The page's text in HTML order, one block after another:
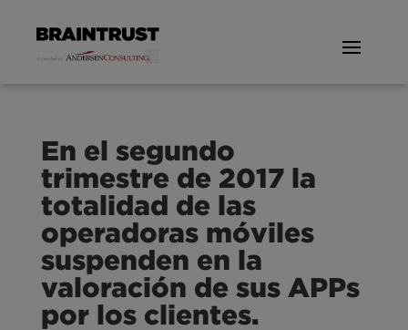
En el segundo
trimestre de 2017 la
totalidad de las
operadoras móviles
suspenden en la
valoración de sus APPs
por los clientes.